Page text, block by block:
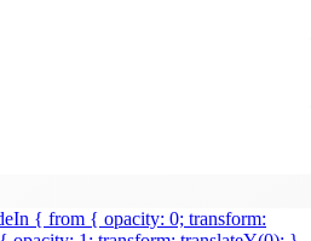
{ from { opacity: 0; transform: